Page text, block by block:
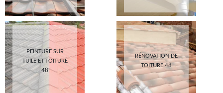
PEINTURE SUR
TUILE ET TOITURE
48
RÉNOVATION DE
TOITURE 48